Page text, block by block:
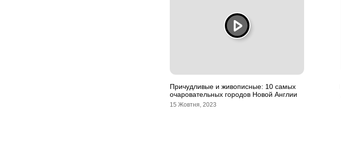
Причудливые и живописные: 10 самых
очаровательных городов Новой Англии
15 Жовтня, 2023